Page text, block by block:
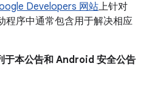
Developers 网站上针对
程序中通常包含用于解决相应
于本公告和 Android 安全公告